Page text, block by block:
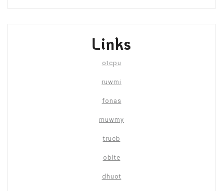
Links
otcpu
ruwmi
fonas
muwmy
trucb
oblte
dhuot